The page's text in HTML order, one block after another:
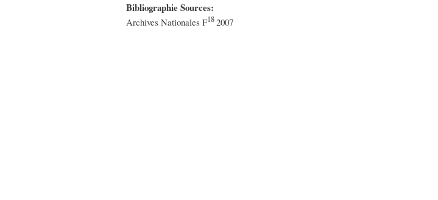
Bibliographie Sources:
Archives Nationales F182007